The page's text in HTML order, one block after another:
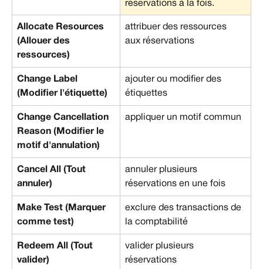
réservations à la fois.
Allocate Resources
(Allouer des
ressources)
attribuer des ressources
aux réservations
Change Label
(Modifier l'étiquette)
ajouter ou modifier des
étiquettes
Change Cancellation
Reason (Modifier le
motif d'annulation)
appliquer un motif commun
Cancel All (Tout
annuler)
annuler plusieurs
réservations en une fois
Make Test (Marquer
comme test)
exclure des transactions de
la comptabilité
Redeem All (Tout
valider)
valider plusieurs
réservations